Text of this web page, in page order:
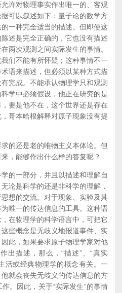
许对物理事实作出唯一的、客观
可以叙述如下：量子论的数学方
一种完全适当的描述。但即使这
述是完全正确的，它也没有描述
两次观测之间实际发生的事情。
们不能有所怀疑；这种事情不一
语来描述，但必须以某种方式描
完成。不能承认物理学只和观测
学中必须假设，他正在研究的是
要是他不在，这个世界还是存在
哥本哈根解释对原子现象没有提
还是老的唯物主义本体论。但
，能够作出什么样的答复呢？
一部分，并且以描述和理解自
论是科学的还是非科学的理解，
想的交流。对于现象、实验及其
唯一的传达信息的工具。这种语
在物理学的科学语言中，可把它
些概念是无歧义地报道事件、实
此，如果要求原子物理学家对他
出描述，那么，“描述”、“真实
活或经典物理学的概念有关。一
就会丧失无歧义的传达信息的方
。因此，关于“实际发生”的事情